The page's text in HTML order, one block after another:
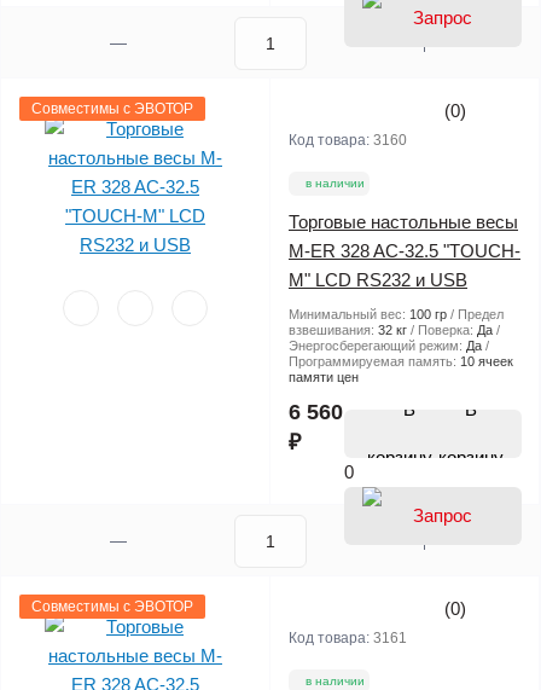
Совместимы с ЭВОТОР (0)
Код товара: 3160
в наличии
Торговые настольные весы
M-ER 328 AC-32.5 "TOUCH-
M" LCD RS232 и USB
Минимальный вес: 100 гр
Предел
взвешивания: 32 кг Поверка: Да
Энергосберегающий режим: Да
Программируемая память: 10 ячеек
памяти цен
6 560
₽
В
корзину
0
Совместимы с ЭВОТОР (0)
Код товара: 3161
в наличии